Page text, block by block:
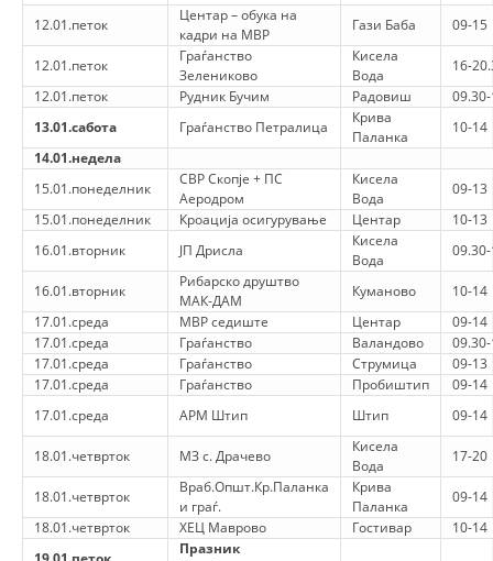
ДИСЕМИНАЦИЈА
MЕЃУНАРОДНО ХУМАНИТАРНО ПРАВО
ПРОМОЦИЈА НА ХУМАНИ ВРЕДНОСТИ
УПОТРЕБА И ЗАШТИТА НА АМБЛЕМОТ
СОЦИЈАЛНО ХУМАНИТАРНА ДЕЈНОСТ
ПОДГОТВЕНОСТ И ДЕЈСТВО ПРИ КАТАСТРОФИ
ТИМОВИ НА ООЦК
СПАСИТЕЛНА СТАНИЦА ВОДНО
ПРОЕКТИ – ПОДГОТВЕНОСТ И ДЕЈСТВУВАЊЕ ПРИ КАТАСТРОФИ
ИСТРАЖУВАЊЕ НА ЈАВНО МИСЛЕЊЕ
МЕЃУНАРОДНА СОРАБОТКА
12.01.петок
Центар – обука на
кадри на МВР
Гази Баба 09-15
12.01.петок
Граѓанство
Зелениково
Кисела
Вода
16-
12.01.петок
Рудник Бучим Радовиш
13.01.сабота
Граѓанство Петралица
Крива
Паланка
10-14
14.01.недела
15.01.понеделник
СВР Скопје + ПС
Аеродром
Кисела
Вода
09-13
15.01.понеделник
Кроација осигурување Центар
10-13
16.01.вторник
ЈП Дрисла
Кисела
Вода
16.01.вторник
Рибарско друштво
МАК-ДАМ
Куманово
10-14
17.01.среда
МВР седиште Центар
09-14
17.01.среда
Граѓанство Валандово
17.01.среда
Граѓанство Струмица
09-13
17.01.среда
Граѓанство Пробиштип
09-14
17.01.среда
АРМ Штип Штип 09-14
18.01.четврток МЗ с. Драчево
Кисела
Вода
17-20
18.01.четврток
Враб.Општ.Кр.Паланка
и граѓ.
Крива
Паланка
09-14
18.01.четврток
ХЕЦ Маврово Гостивар
10-14
Празник